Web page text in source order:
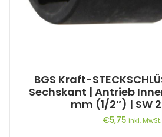
BGS Kraft-
Sechskant | Antrieb
mm (1/2″) | SW
€5,75 inkl. MwSt.